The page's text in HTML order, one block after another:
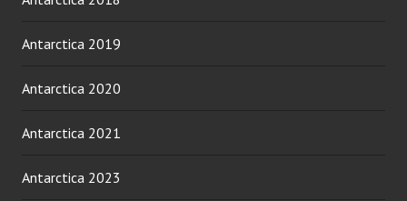
Antarctica 2019
Antarctica 2020
Antarctica 2021
Antarctica 2023